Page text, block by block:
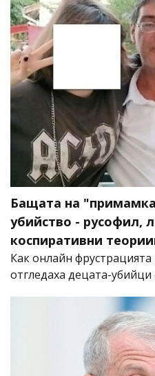
Бащата на
убийство - русофил,
коспиративни
Как онлайн
отгледаха децата-